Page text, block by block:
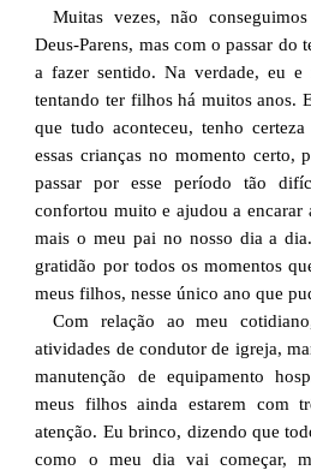
Muitas vezes, não
Deus-Parens, mas com o passar do
a fazer sentido. Na verdade, eu e
tentando ter filhos há muitos anos.
que tudo aconteceu, tenho
essas crianças no momento certo,
passar por esse período tão
confortou muito e ajudou a encarar
mais o meu pai no nosso dia a
gratidão por todos os momentos
meus filhos, nesse único ano que
Com relação ao meu
atividades de condutor de igreja,
manutenção de equipamento
meus filhos ainda estarem com
atenção. Eu brinco, dizendo que
como o meu dia vai começar,